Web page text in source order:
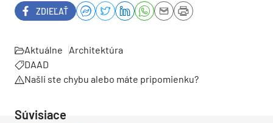
ZDIEĽAŤ
Aktuálne
Architektúra
DAAD
Našli ste chybu alebo máte pripomienku?
Súvisiace